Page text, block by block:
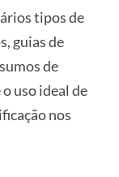
tipos de
guias de
de
uso ideal de
nos